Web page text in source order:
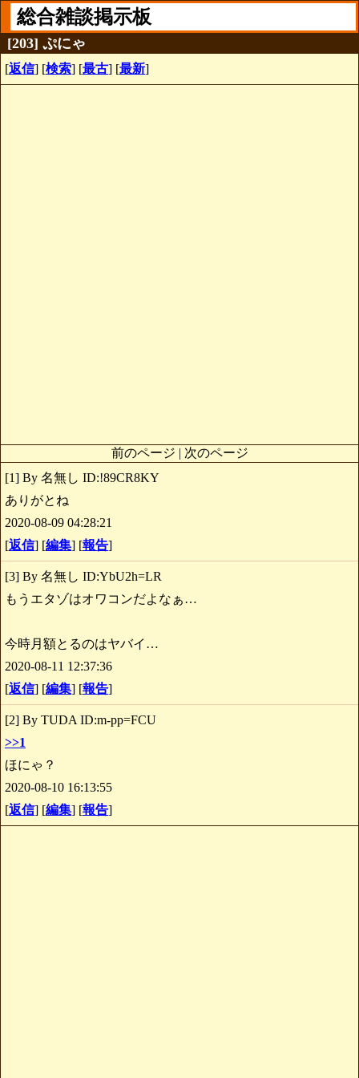
総合雑談掲示板
[203] ぷにゃ
[返信] [検索] [最古] [最新]
前のページ | 次のページ
[1] By 名無し ID:!89CR8KY
ありがとね
2020-08-09 04:28:21
[返信] [編集] [報告]
[3] By 名無し ID:YbU2h=LR
もうエタゾはオワコンだよなぁ…
今時月額とるのはヤバイ…
2020-08-11 12:37:36
[返信] [編集] [報告]
[2] By TUDA ID:m-pp=FCU
>>1
ほにゃ？
2020-08-10 16:13:55
[返信] [編集] [報告]